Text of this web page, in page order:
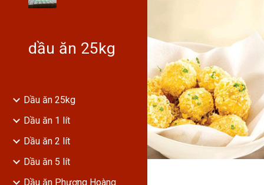
dầu ăn 25kg
Dầu ăn 25kg
Dầu ăn 1 lít
Dầu ăn 2 lít
Dầu ăn 5 lít
Dầu ăn Phượng Hoàng